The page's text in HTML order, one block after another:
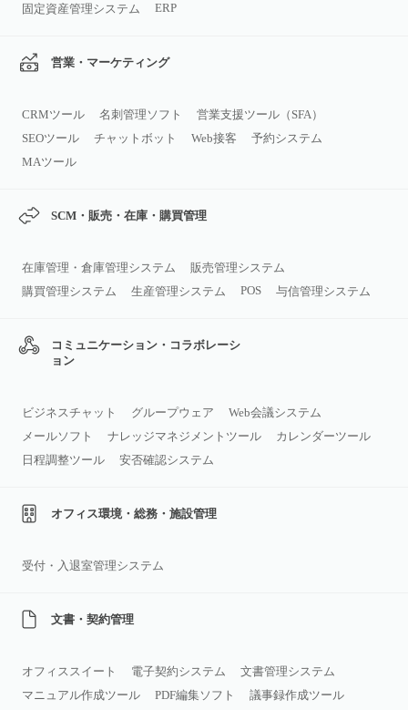
固定資産管理システム
ERP
営業・マーケティング
CRMツール 名刺管理ソフト
営業支援ツール（SFA）
SEOツール
チャットボット Web接客
予約システム
MAツール
SCM・販売・在庫・購買管理
在庫管理・倉庫管理システム
販売管理システム
購買管理システム
生産管理システム POS 与信管理システム
コミュニケーション・コラボレーシ
ョン
ビジネスチャット グループウェア
Web会議システム
メールソフト
ナレッジマネジメントツール
カレンダーツール
日程調整ツール
安否確認システム
オフィス環境・総務・施設管理
受付・入退室管理システム
文書・契約管理
オフィススイート 電子契約システム
文書管理システム
マニュアル作成ツール
PDF編集ソフト 議事録作成ツール